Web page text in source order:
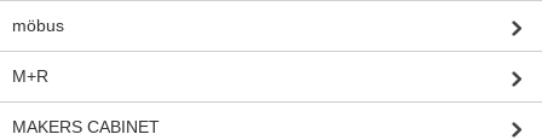
möbus
M+R
MAKERS CABINET